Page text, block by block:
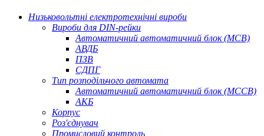
Низьковольтні електротехнічні вироби
Вироби для DIN-рейки
Автоматичний автоматичний блок (MCB)
АВДБ
ПЗВ
СДПГ
Тип розподільчого автомата
Автоматичний автоматичний блок (MCCB)
АКБ
Корпус
Роз'єднувач
Промисловий контроль